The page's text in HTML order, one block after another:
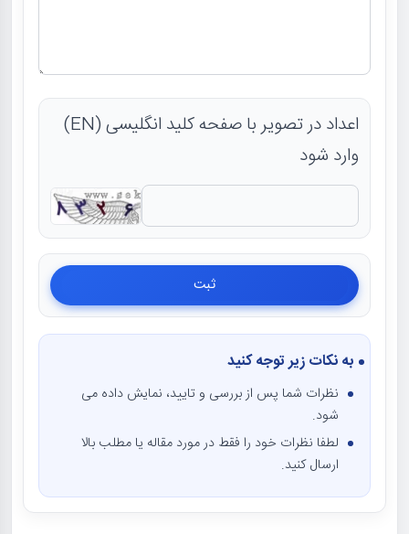
اعداد در تصویر با صفحه کلید انگلیسی (EN)
وارد شود
به نکات زیر توجه کنید
نظرات شما پس از بررسی و تایید، نمایش داده می
شود.
لطفا نظرات خود را فقط در مورد مقاله یا مطلب بالا
ارسال کنید.